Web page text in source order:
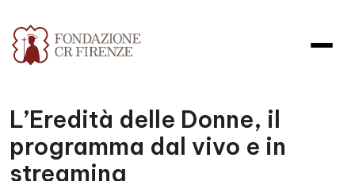
L’Eredità delle Donne, il
programma dal vivo e in
streaming